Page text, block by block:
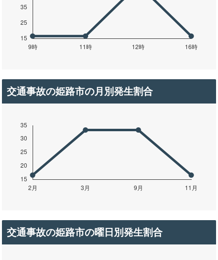
交通事故の姫路市の月別発生割合
交通事故の姫路市の曜日別発生割合